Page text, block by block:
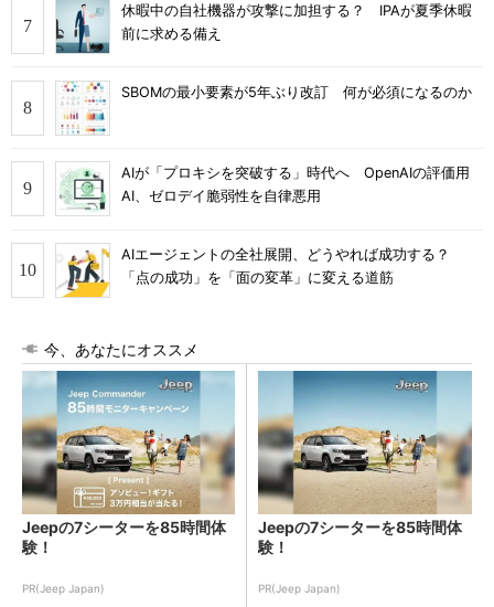
休暇中の自社機器が攻撃に加担する？ IPAが夏季休暇
前に求める備え
SBOMの最小要素が5年ぶり改訂 何が必須になるのか
AIが「プロキシを突破する」時代へ OpenAIの評価用
AI、ゼロデイ脆弱性を自律悪用
AIエージェントの全社展開、どうやれば成功する？
「点の成功」を「面の変革」に変える道筋
今、あなたにオススメ
Jeepの7シーターを85時間体
験！
PR(Jeep Japan)
Jeepの7シーターを85時間体
験！
PR(Jeep Japan)